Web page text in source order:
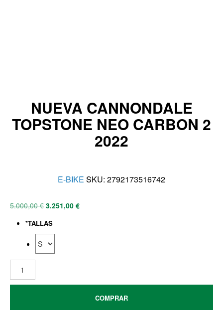
NUEVA CANNONDALE
TOPSTONE NEO CARBON 2
2022
E-BIKE SKU: 2792173516742
5.000,00€ 3.251,00 €
*TALLAS
COMPRAR